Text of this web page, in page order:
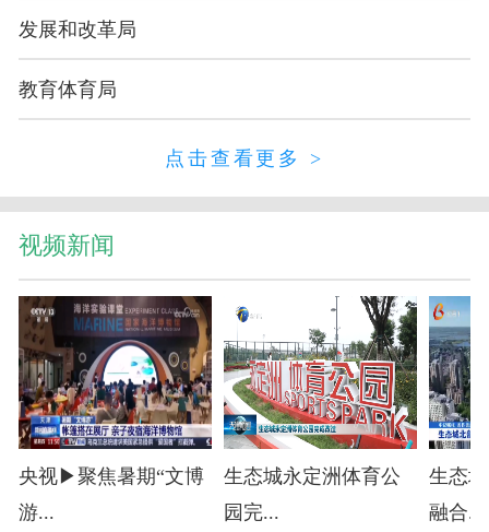
发展和改革局
教育体育局
点击查看更多 >
视频新闻
央视▶聚焦暑期“文博
游...
生态城永定洲体育公
园完...
生态
融合...